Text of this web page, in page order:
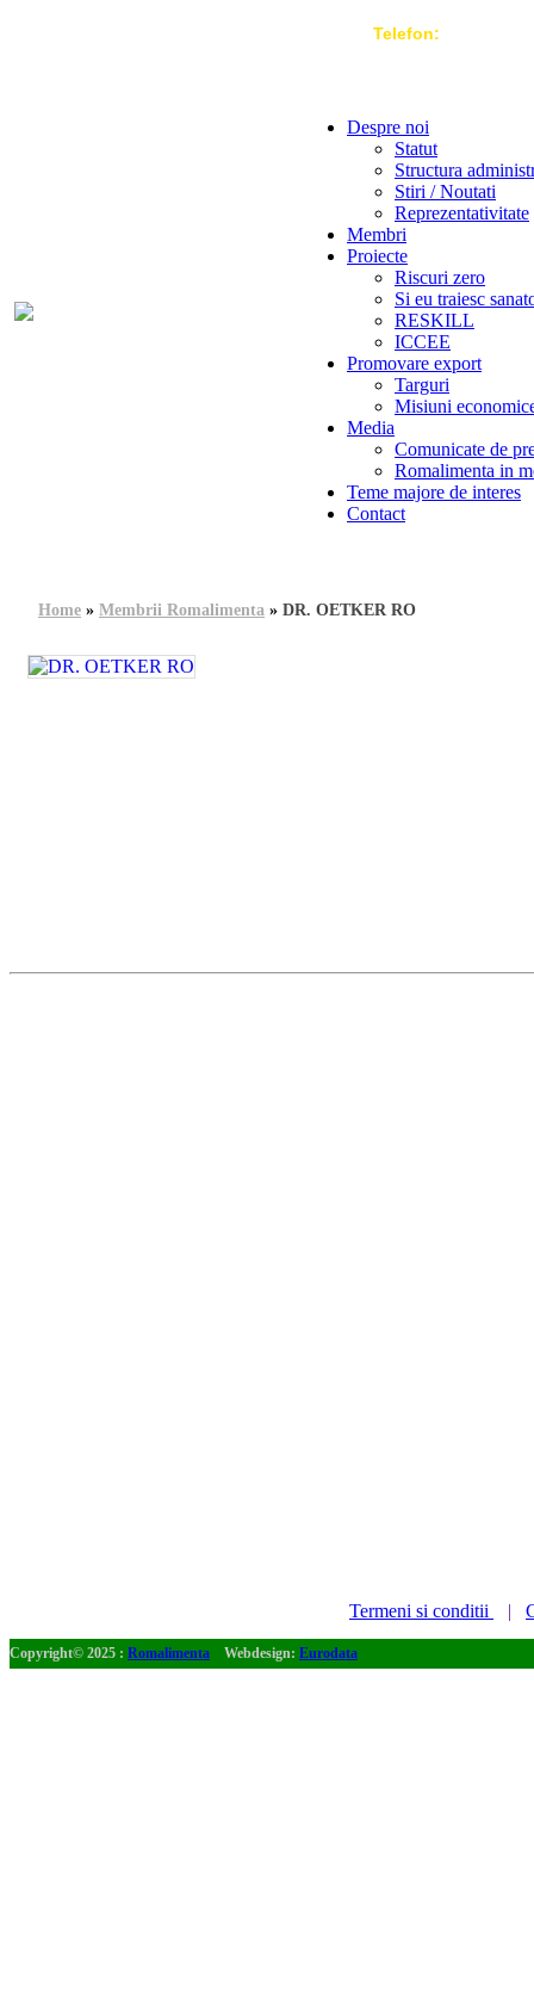
Telefon:
Despre noi
Statut
Structura
Stiri / Noutati
Reprezentativitate
Membri
Proiecte
Riscuri zero
Si eu traiesc
RESKILL
ICCEE
Promovare export
Targuri
Misiuni
Media
Comunicate de
Romalimenta in
Teme majore de interes
Contact
Home » Membrii Romalimenta » DR. OETKER RO
Termeni si conditii |
Copyright© 2025 : Romalimenta Webdesign: Eurodata